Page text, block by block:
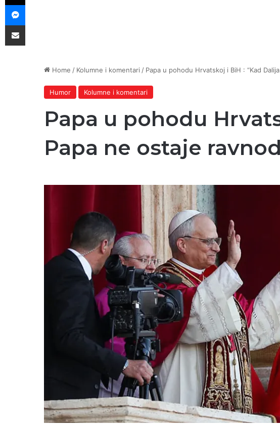
Home / Kolumne i komentari / Papa u pohodu Hrvatskoj i BiH : “Kad
Humor Kolumne i komentari
Papa u pohodu
Papa ne ostaje
Messenger
Podijeli putem E-maila